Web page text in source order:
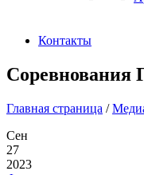
Контакты
Соревнования
Главная страница /
Сен
27
2023